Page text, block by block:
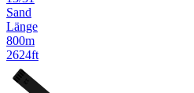
Sand
Länge
800m
2624ft
13